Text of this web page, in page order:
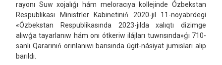
rayonı Suw xojalıǵı hám meloracıya kollejinde Ózbekstan
Respublikası Ministrler Kabinetiniń 2020-jıl 11-noyabrdegi
«Ózbekstan Respublikasında 2023-jılda xalıqtı dizimge
alıwǵa tayarlanıw hám onı ótkeriw ilájları tuwrısında»ǵı 710-
sanlı Qararınıń orınlanıwı barısında úgit-násiyat jumısları alıp
barıldı.